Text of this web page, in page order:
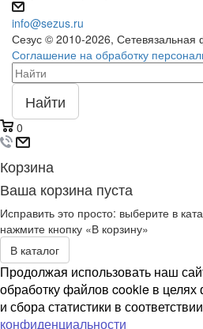
info@sezus.ru
Сезус © 2010-2026, Сетевязальная
Соглашение на обработку
Найти
0
Корзина
Ваша корзина пуста
Исправить это просто: выберите в
нажмите кнопку «В корзину»
В каталог
Продолжая использовать наш
обработку файлов cookie в
и сбора статистики в
конфиденциальности